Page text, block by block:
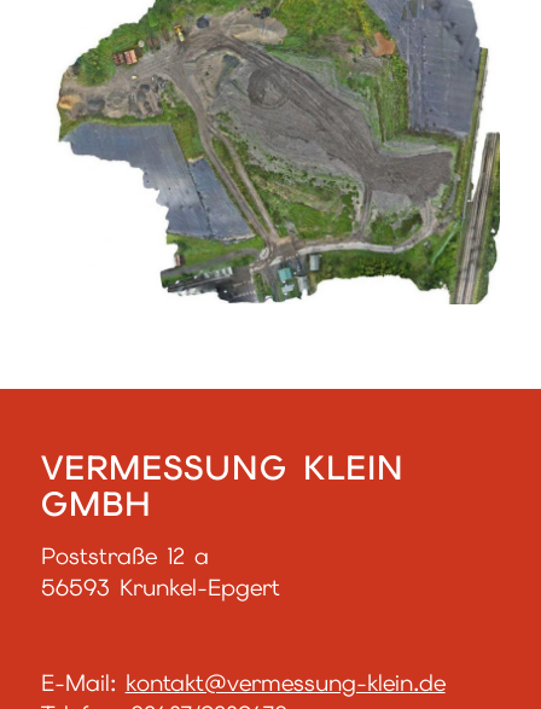
VERMESSUNG KLEIN
GMBH
Poststraße 12 a
56593 Krunkel-Epgert
E-Mail: kontakt@vermessung-klein.de